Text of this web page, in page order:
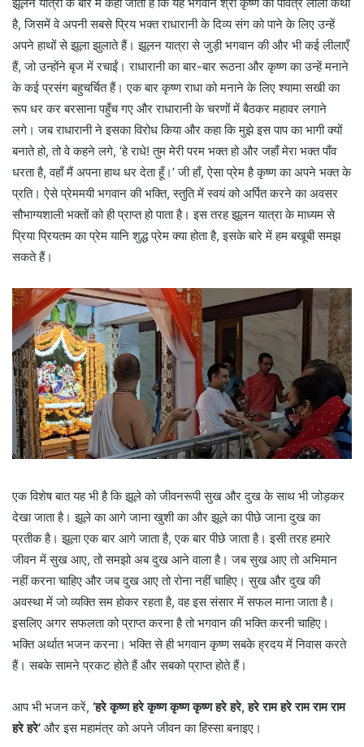
है, जिसमें वे अपनी सबसे प्रिय भक्त राधारानी के दिव्य संग को पाने के लिए उन्हें
अपने हाथों से झूला झुलाते हैं। झूलन यात्रा से जुड़ी भगवान की और भी कई लीलाएँ
हैं, जो उन्होंने बृज में रचाईं। राधारानी का बार-बार रूठना और कृष्ण का उन्हें मनाने
के कई प्रसंग बहुचर्चित हैं। एक बार कृष्ण राधा को मनाने के लिए श्यामा सखी का
रूप धर कर बरसाना पहुँच गए और राधारानी के चरणों में बैठकर महावर लगाने
लगे। जब राधारानी ने इसका विरोध किया और कहा कि मुझे इस पाप का भागी क्यों
बनाते हो, तो वे कहने लगे, ‘हे राधे! तुम मेरी परम भक्त हो और जहाँ मेरा भक्त पाँव
धरता है, वहाँ मैं अपना हाथ धर देता हूँ।’ जी हाँ, ऐसा प्रेम है कृष्ण का अपने भक्त के
प्रति। ऐसे प्रेममयी भगवान की भक्ति, स्तुति में स्वयं को अर्पित करने का अवसर
सौभाग्यशाली भक्तों को ही प्राप्त हो पाता है। इस तरह झूलन यात्रा के माध्यम से
प्रिया प्रियतम का प्रेम यानि शुद्ध प्रेम क्या होता है, इसके बारे में हम बखूबी समझ
सकते हैं।
एक विशेष बात यह भी है कि झूले को जीवनरूपी सुख और दुख के साथ भी जोड़कर
देखा जाता है। झूले का आगे जाना खुशी का और झूले का पीछे जाना दुख का
प्रतीक है। झूला एक बार आगे जाता है, एक बार पीछे जाता है। इसी तरह हमारे
जीवन में सुख आए, तो समझो अब दुख आने वाला है। जब सुख आए तो अभिमान
नहीं करना चाहिए और जब दुख आए तो रोना नहीं चाहिए। सुख और दुख की
अवस्था में जो व्यक्ति सम होकर रहता है, वह इस संसार में सफल माना जाता है।
इसलिए अगर सफलता को प्राप्त करना है तो भगवान की भक्ति करनी चाहिए।
भक्ति अर्थात भजन करना। भक्ति से ही भगवान कृष्ण सबके ह्रदय में निवास करते
हैं। सबके सामने प्रकट होते हैं और सबको प्राप्त होते हैं।
आप भी भजन करें, ‘हरे कृष्ण हरे कृष्ण कृष्ण कृष्ण हरे हरे, हरे राम हरे राम राम राम
हरे हरे’ और इस महामंत्र को अपने जीवन का हिस्सा बनाइए।